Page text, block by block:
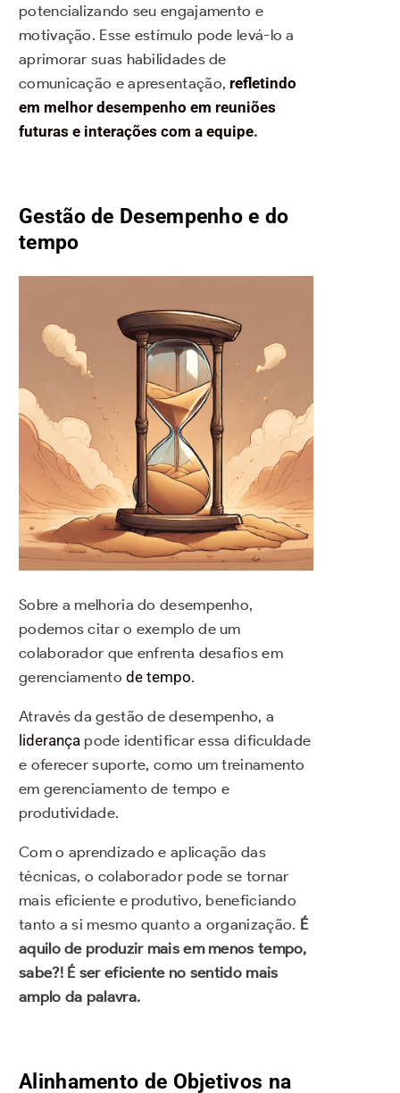
potencializando seu engajamento e
motivação. Esse estímulo pode levá-lo a
aprimorar suas habilidades de
comunicação e apresentação, refletindo
em melhor desempenho em reuniões
futuras e interações com a equipe.
Gestão de Desempenho e do
tempo
Sobre a melhoria do desempenho,
podemos citar o exemplo de um
colaborador que enfrenta desafios em
gerenciamentode tempo.
Através da gestão de desempenho, a
liderança pode identificar essa dificuldade
e oferecer suporte, como um treinamento
em gerenciamento de tempo e
produtividade.
Com o aprendizado e aplicação das
técnicas, o colaborador pode se tornar
mais eficiente e produtivo, beneficiando
tanto a si mesmo quanto a organização. É
aquilo de produzir mais em menos tempo,
sabe?! É ser eficiente no sentido mais
amplo da palavra.
Alinhamento de Objetivos na